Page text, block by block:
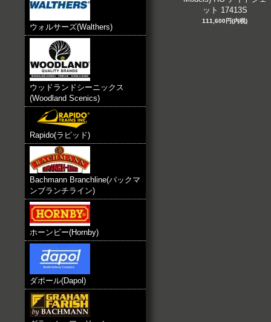
ウォルサーズ(Walthers)
ウッドランドシーニックス
(Woodland Scenics)
Rapido(ラピッド)
Bachmann Branchline(バックマ
ンブランチライン)
ホーンビー(Hornby)
ダポール(Dapol)
ット 17413S
111,600円(内税)